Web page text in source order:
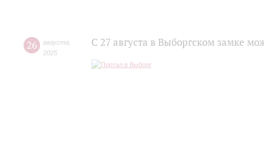
26 августа
2025
С 27 августа в Выборгском замке